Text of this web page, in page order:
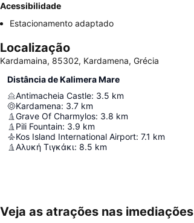
Acessibilidade
Estacionamento adaptado
Localização
Kardamaina, 85302, Kardamena, Grécia
Distância de Kalimera Mare
Antimacheia Castle: 3.5 km
Kardamena: 3.7 km
Grave Of Charmylos: 3.8 km
Pili Fountain: 3.9 km
Kos Island International Airport: 7.1 km
Αλυκή Τιγκάκι: 8.5 km
Veja as atrações nas imediações